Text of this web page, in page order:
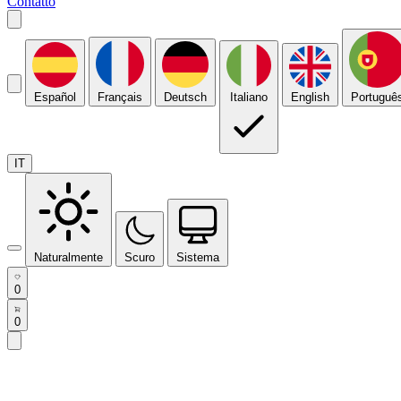
Español Français Deutsch Italiano English
IT
Naturalmente Scuro Sistema
0
0